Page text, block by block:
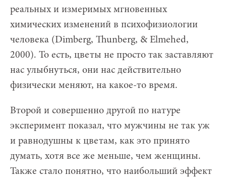
реальных и измеримых мгновенных
химических изменений в психофизиологии
человека (Dimberg, Thunberg, & Elmehed,
2000). То есть, цветы не просто так заставляют
нас улыбнуться, они нас действительно
физически меняют, на какое-то время.
Второй и совершенно другой по натуре
эксперимент показал, что мужчины не так уж
и равнодушны к цветам, как это принято
думать, хотя все же меньше, чем женщины.
Также стало понятно, что наибольший эффект